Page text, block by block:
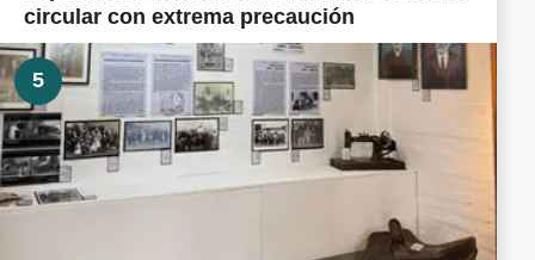
circular con extrema precaución
5